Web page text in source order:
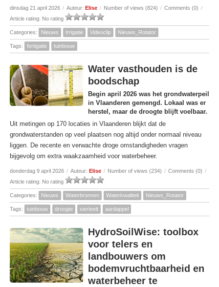
dinsdag 21 april 2026 / Auteur: Elise / Number of views (824) / Comments (0) /
Article rating: No rating
Categories: Nieuws Irrigatie Videoclip Nieuws_Rotator
Tags: fertigatie tuinbouw
Water vasthouden is de
boodschap
Begin april 2026 was het grondwaterpeil
in Vlaanderen gemengd. Lokaal was er
herstel, maar de droogte blijft voelbaar.
Uit metingen op 170 locaties in Vlaanderen blijkt dat de
grondwaterstanden op veel plaatsen nog altijd onder normaal niveau
liggen. De recente en verwachte droge omstandigheden vragen
bijgevolg om extra waakzaamheid voor waterbeheer.
donderdag 9 april 2026 / Auteur: Elise / Number of views (234) / Comments (0) /
Article rating: No rating
Categories: Nieuws Waterbronnen Waterkwaliteit Nieuws_Rotator
Tags: tuinbouw droogte sierteelt aardappel
HydroSoilWise: toolbox
voor telers en
landbouwers om
bodemvruchtbaarheid en
waterbeheer te